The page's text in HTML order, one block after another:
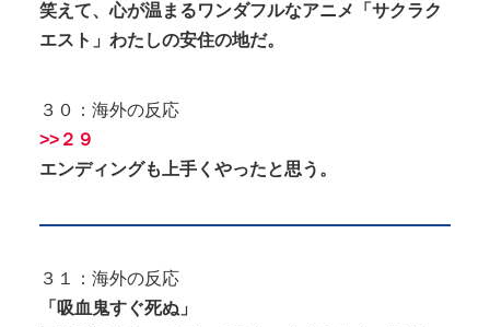
笑えて、心が温まるワンダフルなアニメ「サクラク
エスト」わたしの安住の地だ。
３０：海外の反応
>>２９
エンディングも上手くやったと思う。
３１：海外の反応
「吸血鬼すぐ死ぬ」